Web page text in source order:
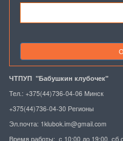
ЧТПУП "Бабушкин клубочек"
Тел.: +375(44)736-04-06 Минск
+375(44)736-04-30 Регионы
Эл.почта: 1klubok.im@gmail.com
Время работы: с 10:00 до 19:00, сб